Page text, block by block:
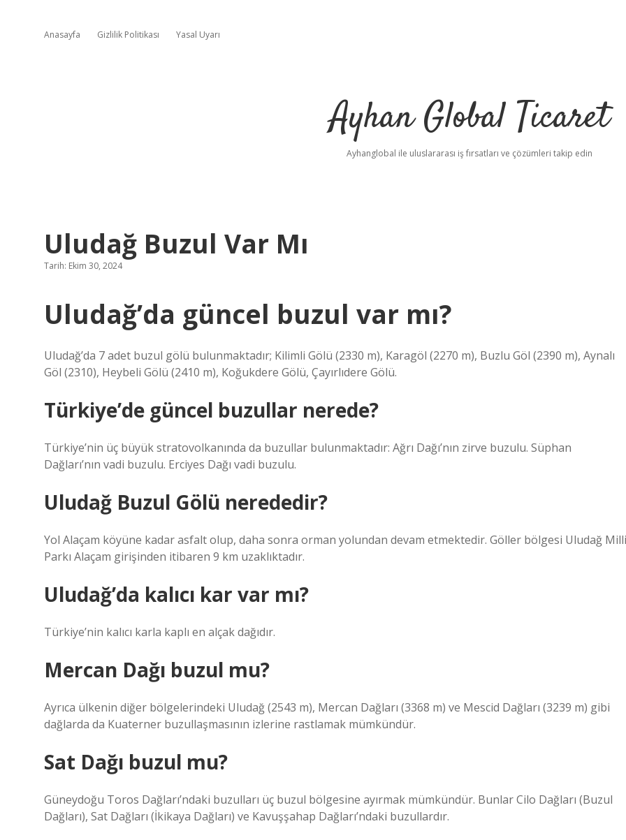
Anasayfa Gizlilik Politikası Yasal Uyarı
Ayhan Global Ticaret
Ayhanglobal ile uluslararası iş fırsatları ve çözümleri takip edin
Uludağ Buzul Var Mı
Tarih: Ekim 30, 2024
Uludağ’da güncel buzul var mı?
Uludağ’da 7 adet buzul gölü bulunmaktadır; Kilimli Gölü (2330 m), Karagöl (2270 m), Buzlu Göl (2390 m), Aynalı
Göl (2310), Heybeli Gölü (2410 m), Koğukdere Gölü, Çayırlıdere Gölü.
Türkiye’de güncel buzullar nerede?
Türkiye’nin üç büyük stratovolkanında da buzullar bulunmaktadır: Ağrı Dağı’nın zirve buzulu. Süphan
Dağları’nın vadi buzulu. Erciyes Dağı vadi buzulu.
Uludağ Buzul Gölü nerededir?
Yol Alaçam köyüne kadar asfalt olup, daha sonra orman yolundan devam etmektedir. Göller bölgesi Uludağ Milli
Parkı Alaçam girişinden itibaren 9 km uzaklıktadır.
Uludağ’da kalıcı kar var mı?
Türkiye’nin kalıcı karla kaplı en alçak dağıdır.
Mercan Dağı buzul mu?
Ayrıca ülkenin diğer bölgelerindeki Uludağ (2543 m), Mercan Dağları (3368 m) ve Mescid Dağları (3239 m) gibi
dağlarda da Kuaterner buzullaşmasının izlerine rastlamak mümkündür.
Sat Dağı buzul mu?
Güneydoğu Toros Dağları’ndaki buzulları üç buzul bölgesine ayırmak mümkündür. Bunlar Cilo Dağları (Buzul
Dağları), Sat Dağları (İkikaya Dağları) ve Kavuşşahap Dağları’ndaki buzullardır.